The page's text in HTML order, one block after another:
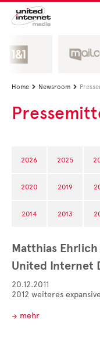
Home  Newsroom 
2026 2025
2020 2019
2014 2013
Matthias
United Internet
20.12.2011
2012 weiteres
mehr